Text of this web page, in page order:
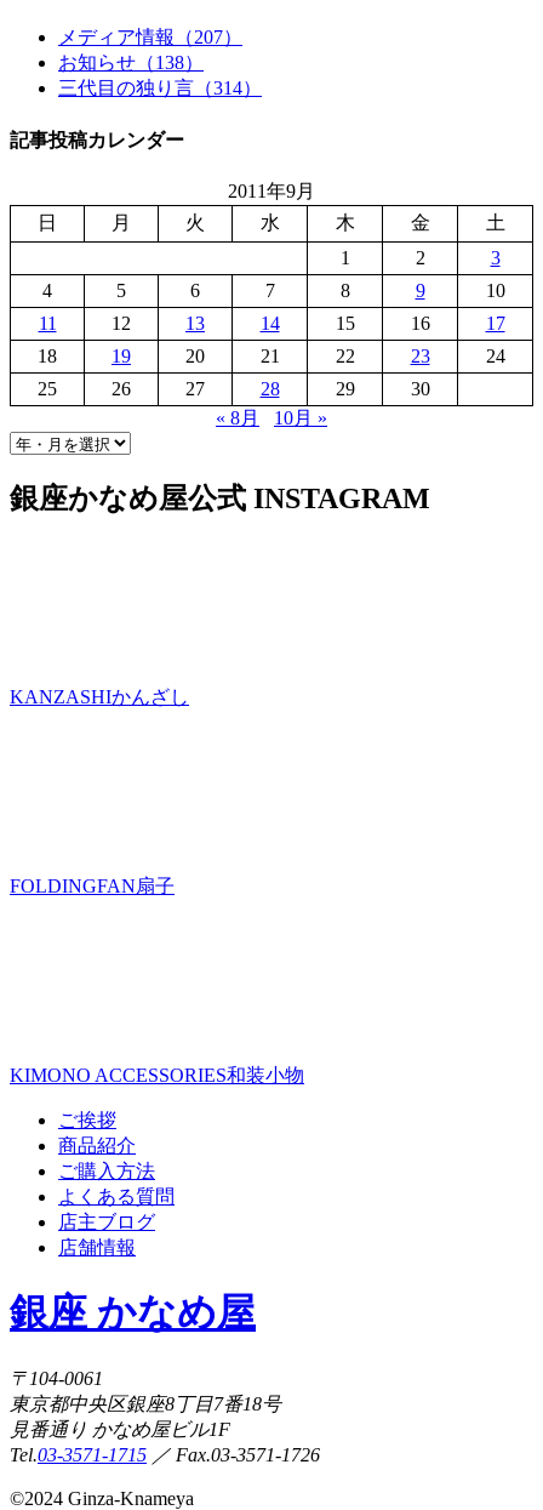
メディア情報（207）
お知らせ（138）
三代目の独り言（314）
記事投稿カレンダー
2011年9月
日
月 火 水 木 金
土
1
2
3
4
5 6 7 8 9
10
11
12 13 14 15 16
17
18
19 20 21 22 23
24
25
26 27 28 29
30
« 8月
10月 »
銀座かなめ屋公式 INSTAGRAM
KANZASHIかんざし
FOLDINGFAN扇子
KIMONO ACCESSORIES和装小物
ご挨拶
商品紹介
ご購入方法
よくある質問
店主ブログ
店舗情報
銀座 かなめ屋
〒104-0061
東京都中央区銀座8丁目7番18号
見番通り かなめ屋ビル1F
Tel.03-3571-1715 ／ Fax.03-3571-1726
©2024 Ginza-Knameya